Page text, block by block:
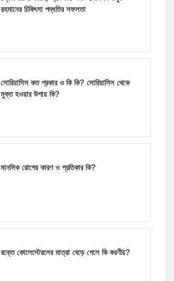
রহমানের চিকিৎসা পদ্ধতির সফলতা
সোরিয়াসিস কত প্রকার ও কি কি? সোরিয়াসিস থেকে
মুক্ত হওয়ার উপায় কি?
মানসিক রোগের কারণ ও প্রতিকার কি?
রক্তে কোলেস্টেরলের মাত্রা বেড়ে গেলে কি করণীয়?